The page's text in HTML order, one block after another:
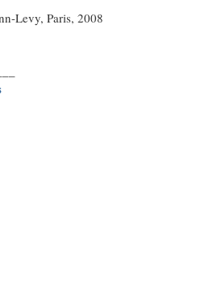
Levy, Paris, 2008